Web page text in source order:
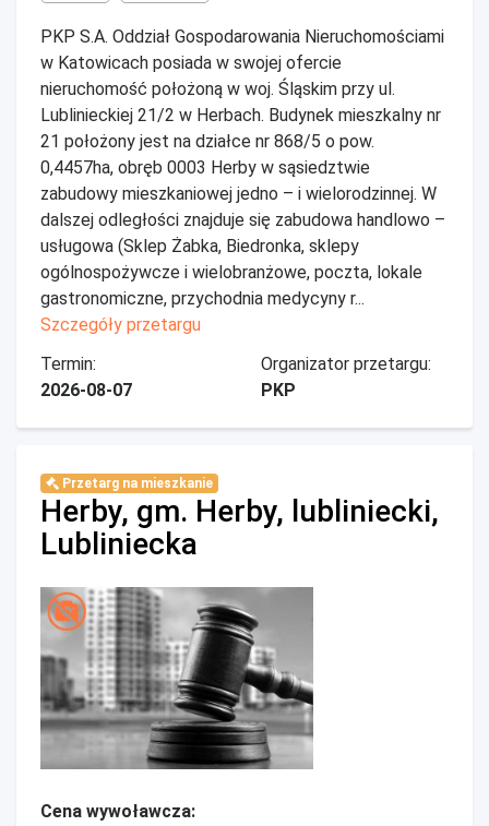
PKP S.A. Oddział Gospodarowania Nieruchomościami
w Katowicach posiada w swojej ofercie
nieruchomość położoną w woj. Śląskim przy ul.
Lublinieckiej 21/2 w Herbach. Budynek mieszkalny nr
21 położony jest na działce nr 868/5 o pow.
0,4457ha, obręb 0003 Herby w sąsiedztwie
zabudowy mieszkaniowej jedno – i wielorodzinnej. W
dalszej odległości znajduje się zabudowa handlowo –
usługowa (Sklep Żabka, Biedronka, sklepy
ogólnospożywcze i wielobranżowe, poczta, lokale
gastronomiczne, przychodnia medycyny r...
Szczegóły przetargu
Termin:
2026-08-07
Organizator przetargu:
PKP
Przetarg na mieszkanie
Herby, gm. Herby, lubliniecki,
Lubliniecka
Cena wywoławcza: